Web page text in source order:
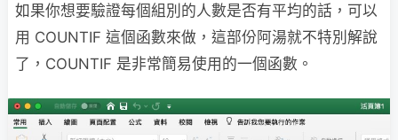
如果你想要驗證每個組別的人數是否有平均的話，可以
用 COUNTIF 這個函數來做，這部份阿湯就不特別解說
了，COUNTIF 是非常簡易使用的一個函數。